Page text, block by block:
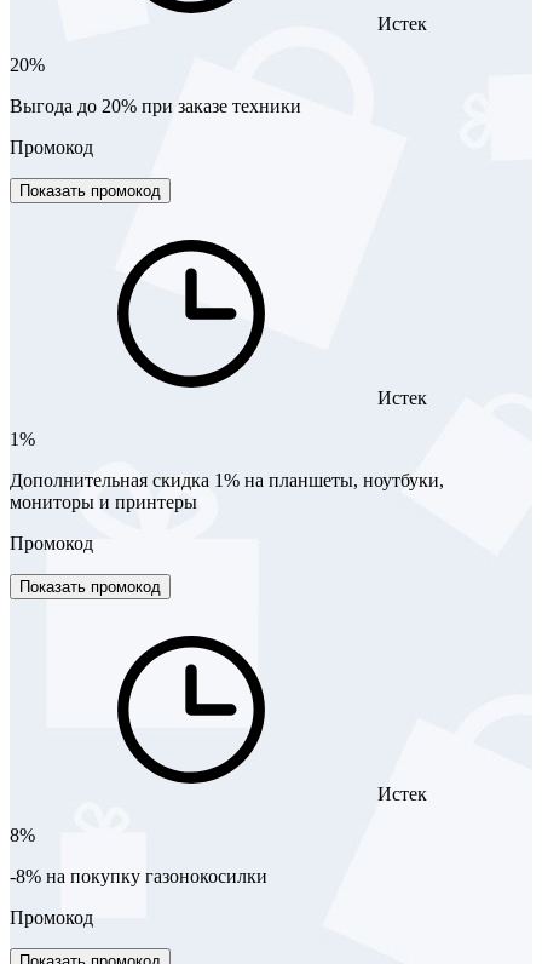
Истек
20%
Выгода до 20% при заказе техники
Промокод
Показать промокод
Истек
1%
Дополнительная скидка 1% на планшеты, ноутбуки,
мониторы и принтеры
Промокод
Показать промокод
Истек
8%
-8% на покупку газонокосилки
Промокод